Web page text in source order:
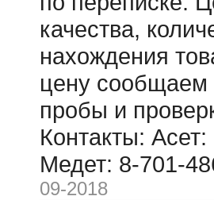
качества,
нахождения
цену сообщаем
пробы и
Контакты:
Медет: 8-701-
09-2018